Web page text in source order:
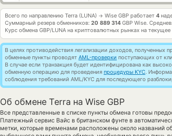
Всего по направлению Terra (LUNA) → Wise GBP работает 4
Суммарный резерв обменников: 20 889 314 GBP Wise.
Курс обмена GBP/LUNA на криптовалютных рынках на текущее
В целях противодействия легализации доходов, полученных
обменные пункты проводят AML-проверки поступающих от
В случае если транзакция будет идентифицирована как
обменную операцию для проведения процедуры KYC.
соблюдения требований AML/KYC для последующего
Об обмене Terra на Wise GBP
Все представленные в списке пункты обмена готовы
Платежный сервис Вайс в британском фунте в
метки, которые временами расположены около названий